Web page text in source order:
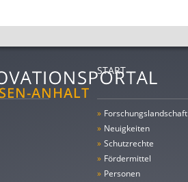
START
» Forschungs­landschaft
» Neuigkeiten
» Schutzrechte
» Fördermittel
» Personen